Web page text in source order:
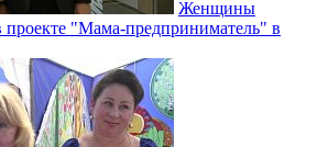
Женщины
проекте "Мама-предприниматель" в